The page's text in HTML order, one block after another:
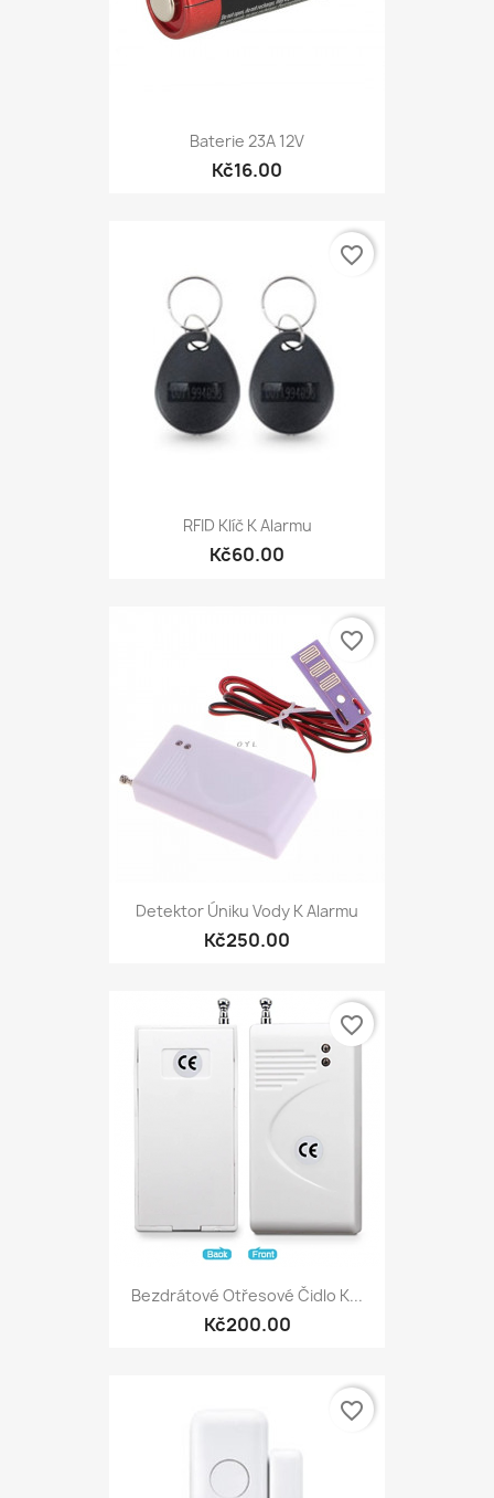
Baterie 23A 12V
Kč16.00
RFID Klíč K Alarmu
Kč60.00
favorite_border
Detektor Úniku Vody K Alarmu
Kč250.00
favorite_border
Bezdrátové Otřesové Čidlo K...
Kč200.00
favorite_border
favorite_border